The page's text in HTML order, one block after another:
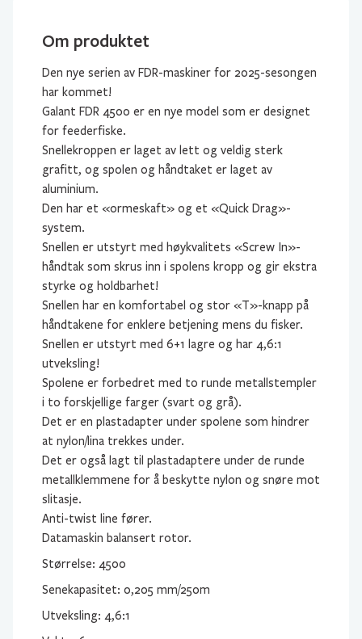
Om produktet
Den nye serien av FDR-maskiner for 2025-sesongen
har kommet!
Galant FDR 4500 er en nye model som er designet
for feederfiske.
Snellekroppen er laget av lett og veldig sterk
grafitt, og spolen og håndtaket er laget av
aluminium.
Den har et «ormeskaft» og et «Quick Drag»-
system.
Snellen er utstyrt med høykvalitets «Screw In»-
håndtak som skrus inn i spolens kropp og gir ekstra
styrke og holdbarhet!
Snellen har en komfortabel og stor «T»-knapp på
håndtakene for enklere betjening mens du fisker.
Snellen er utstyrt med 6+1 lagre og har 4,6:1
utveksling!
Spolene er forbedret med to runde metallstempler
i to forskjellige farger (svart og grå).
Det er en plastadapter under spolene som hindrer
at nylon/lina trekkes under.
Det er også lagt til plastadaptere under de runde
metallklemmene for å beskytte nylon og snøre mot
slitasje.
Anti-twist line fører.
Datamaskin balansert rotor.
Størrelse: 4500
Senekapasitet: 0,205 mm/250m
Utveksling: 4,6:1